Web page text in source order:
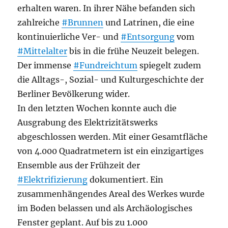
erhalten waren. In ihrer Nähe befanden sich
zahlreiche #Brunnen und Latrinen, die eine
kontinuierliche Ver- und #Entsorgung vom
#Mittelalter bis in die frühe Neuzeit belegen.
Der immense #Fundreichtum spiegelt zudem
die Alltags-, Sozial- und Kulturgeschichte der
Berliner Bevölkerung wider.
In den letzten Wochen konnte auch die
Ausgrabung des Elektrizitätswerks
abgeschlossen werden. Mit einer Gesamtfläche
von 4.000 Quadratmetern ist ein einzigartiges
Ensemble aus der Frühzeit der
#Elektrifizierung dokumentiert. Ein
zusammenhängendes Areal des Werkes wurde
im Boden belassen und als Archäologisches
Fenster geplant. Auf bis zu 1.000